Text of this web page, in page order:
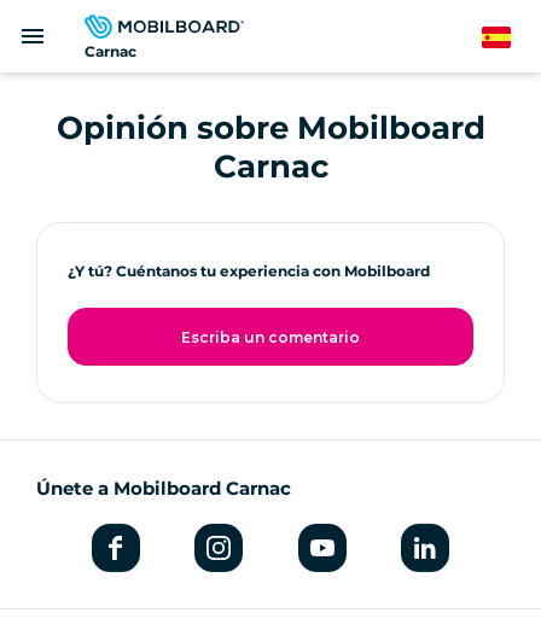
Carnac
menu Spanish
Opinión sobre Mobilboard
Carnac
¿Y tú? Cuéntanos tu experiencia con Mobilboard
Escriba un comentario
Únete a Mobilboard Carnac